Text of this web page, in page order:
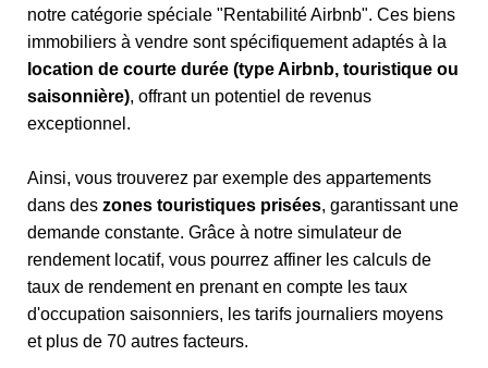
notre catégorie spéciale "Rentabilité Airbnb". Ces biens
immobiliers à vendre sont spécifiquement adaptés à la
location de courte durée (type Airbnb, touristique ou
saisonnière), offrant un potentiel de revenus
exceptionnel.
Ainsi, vous trouverez par exemple des appartements
dans des zones touristiques prisées, garantissant une
demande constante. Grâce à notre simulateur de
rendement locatif, vous pourrez affiner les calculs de
taux de rendement en prenant en compte les taux
d'occupation saisonniers, les tarifs journaliers moyens
et plus de 70 autres facteurs.